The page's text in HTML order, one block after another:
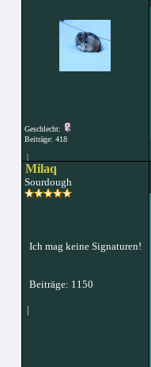
Geschlecht:
Beiträge: 418
|
Milaq
Sourdough
Ich mag keine Signaturen!
Beiträge: 1150
|